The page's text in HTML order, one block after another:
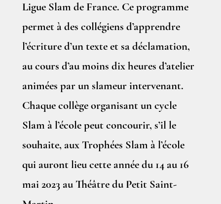
Ligue Slam de France. Ce programme
permet à des collégiens d’apprendre
l’écriture d’un texte et sa déclamation,
au cours d’au moins dix heures d’atelier
animées par un slameur intervenant.
Chaque collège organisant un cycle
Slam à l’école peut concourir, s’il le
souhaite, aux Trophées Slam à l’école
qui auront lieu cette année du 14 au 16
mai 2023 au Théâtre du Petit Saint-